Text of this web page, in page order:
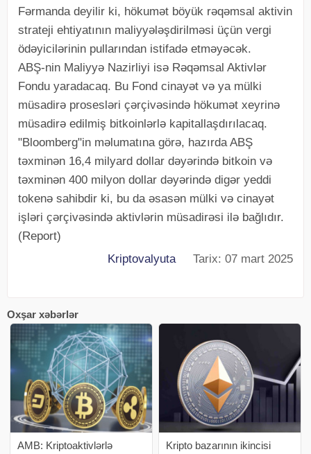
Fərmanda deyilir ki, hökumət böyük rəqəmsal aktivin
strateji ehtiyatının maliyyələşdirilməsi üçün vergi
ödəyicilərinin pullarından istifadə etməyəcək.
ABŞ-nin Maliyyə Nazirliyi isə Rəqəmsal Aktivlər
Fondu yaradacaq. Bu Fond cinayət və ya mülki
müsadirə prosesləri çərçivəsində hökumət xeyrinə
müsadirə edilmiş bitkoinlərlə kapitallaşdırılacaq.
"Bloomberg"in məlumatına görə, hazırda ABŞ
təxminən 16,4 milyard dollar dəyərində bitkoin və
təxminən 400 milyon dollar dəyərində digər yeddi
tokenə sahibdir ki, bu da əsasən mülki və cinayət
işləri çərçivəsində aktivlərin müsadirəsi ilə bağlıdır.
(Report)
Kriptovalyuta Tarix: 07 mart 2025
Oxşar xəbərlər
AMB: Kriptoaktivlərlə
Kripto bazarının ikincisi